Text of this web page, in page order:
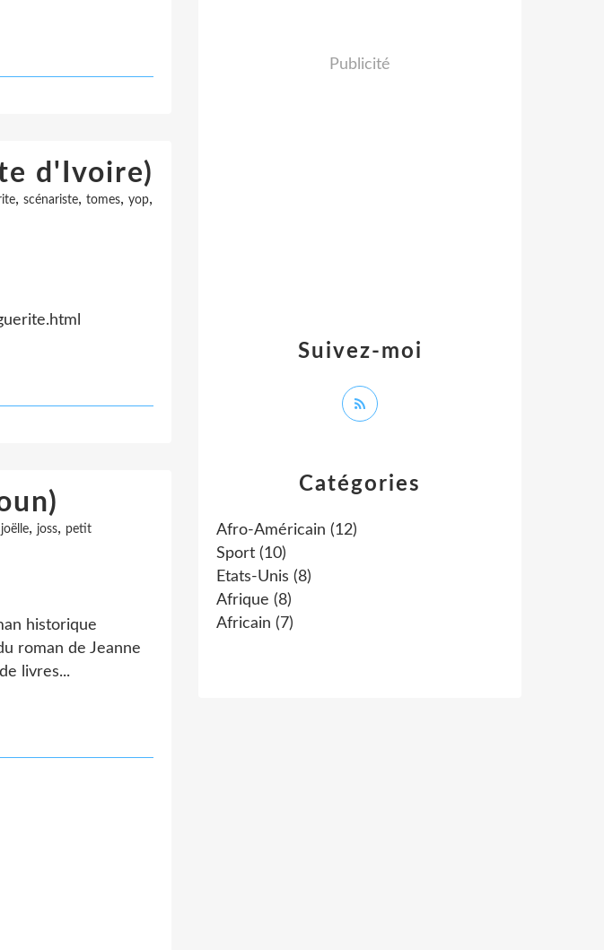
d'Ivoire)
, scénariste, tomes, yop,
joëlle, joss, petit
historique
roman de Jeanne
livres...
Catégories
Afro-Américain (12)
Sport (10)
Etats-Unis (8)
Afrique (8)
Africain (7)
Suivez-moi
Publicité